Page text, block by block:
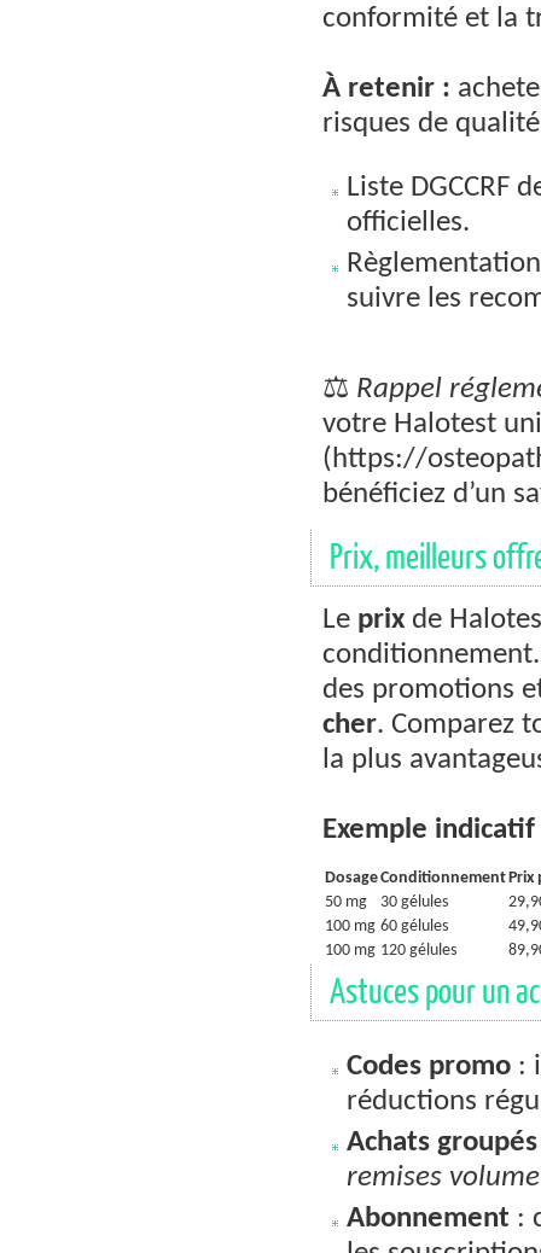
conformité et la
À retenir :
risques de
Liste DGCCRF
officielles.
suivre les
⚖️ Rappel
votre Halotest
(https://
bénéficiez d’un
Prix, meilleurs
Le prix de
des promotions
cher. Comparez
la plus
Exemple indicatif
DosageConditionnementPrix
50 mg
30 gélules
100 mg 60 gélules
100 mg 120 gélules
Astuces pour un
Codes promo :
réductions
Achats groupés
remises volume
Abonnement :